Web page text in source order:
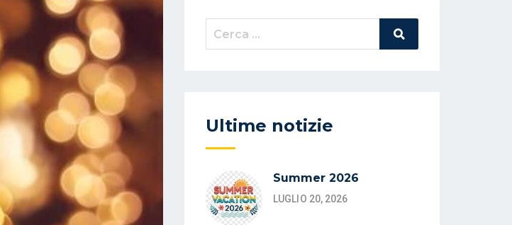
Cerca: Cerca
Ultime notizie
Summer 2026
LUGLIO 20, 2026